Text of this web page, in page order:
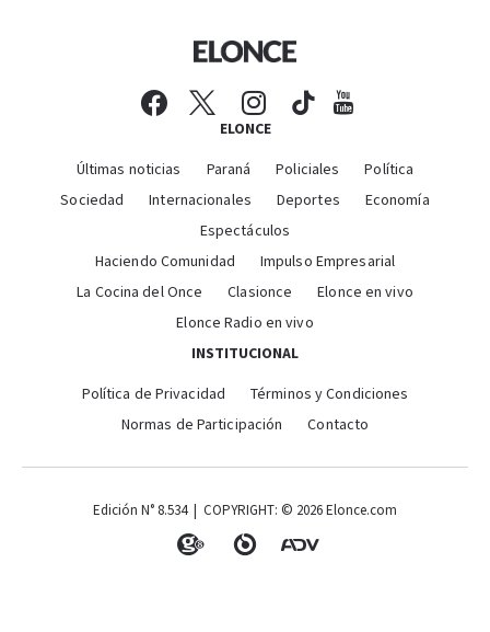
ELONCE
Últimas noticias Paraná Policiales
Política
Sociedad
Internacionales Deportes
Economía
Espectáculos
Haciendo Comunidad
Impulso Empresarial
La Cocina del Once
Clasionce
Elonce en vivo
Elonce Radio en vivo
INSTITUCIONAL
Política de Privacidad
Términos y Condiciones
Normas de Participación
Contacto
Edición N° 8.534 | COPYRIGHT: © 2026 Elonce.com